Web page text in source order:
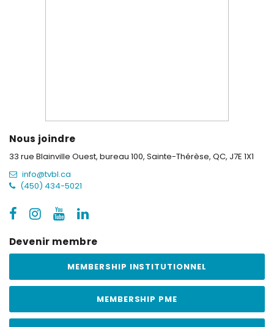
Nous joindre
33 rue Blainville Ouest, bureau 100, Sainte-Thérèse, QC, J7E 1X1
info@tvbl.ca
(450) 434-5021
Devenir membre
MEMBERSHIP INSTITUTIONNEL
MEMBERSHIP PME